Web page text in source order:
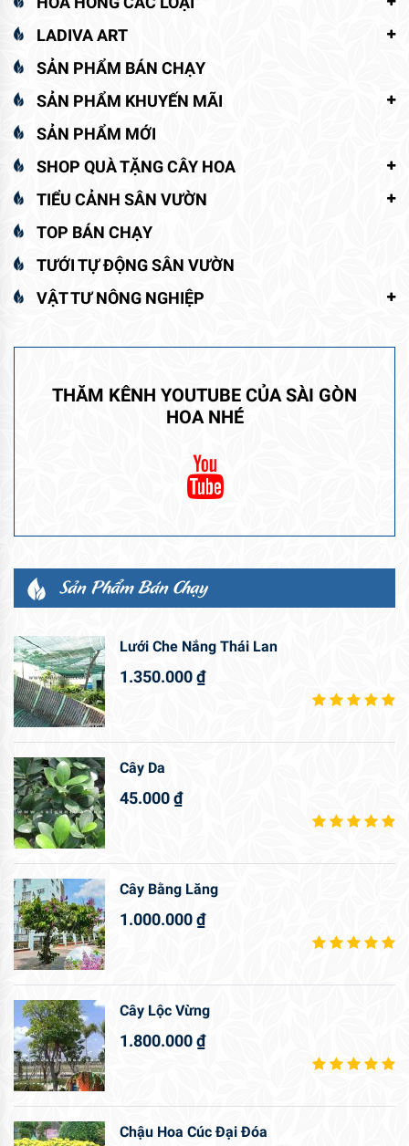
LADIVA ART
SẢN PHẨM BÁN CHẠY
SẢN PHẨM KHUYẾN MÃI
SẢN PHẨM MỚI
SHOP QUÀ TẶNG CÂY HOA
TIỂU CẢNH SÂN VƯỜN
TOP BÁN CHẠY
TƯỚI TỰ ĐỘNG SÂN VƯỜN
VẬT TƯ NÔNG NGHIỆP
THĂM KÊNH YOUTUBE CỦA SÀI GÒN
HOA NHÉ
Sản Phẩm Bán Chạy
Lưới Che Nắng Thái Lan
1.350.000₫
Cây Da
45.000₫
Cây Bằng Lăng
1.000.000₫
Cây Lộc Vừng
1.800.000₫
Chậu Hoa Cúc Đại Đóa